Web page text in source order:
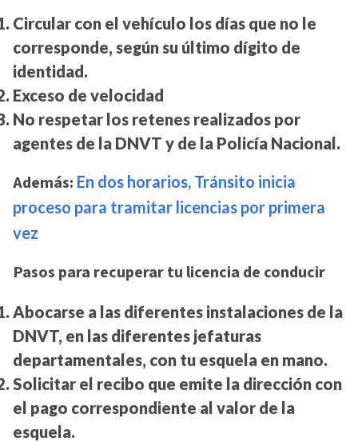
Circular con el vehículo los días que no le
corresponde, según su último dígito de
identidad.
Exceso de velocidad
No respetar los retenes realizados por
agentes de la DNVT y de la Policía Nacional.
Además: En dos horarios, Tránsito inicia
proceso para tramitar licencias por primera
vez
Pasos para recuperar tu licencia de conducir
Abocarse a las diferentes instalaciones de la
DNVT, en las diferentes jefaturas
departamentales, con tu esquela en mano.
Solicitar el recibo que emite la dirección con
el pago correspondiente al valor de la
esquela.